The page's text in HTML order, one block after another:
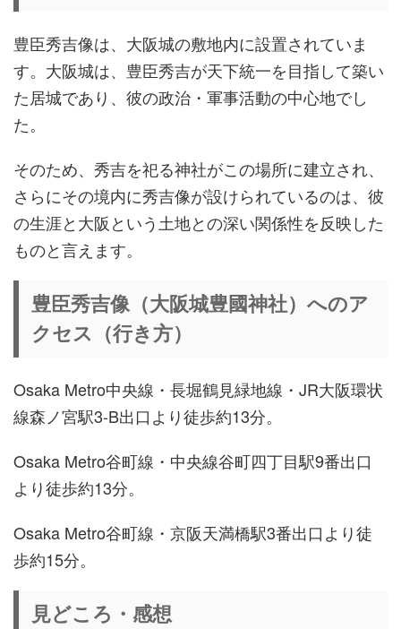
豊臣秀吉像は、大阪城の敷地内に設置されていま
す。大阪城は、豊臣秀吉が天下統一を目指して築い
た居城であり、彼の政治・軍事活動の中心地でし
た。
そのため、秀吉を祀る神社がこの場所に建立され、
さらにその境内に秀吉像が設けられているのは、彼
の生涯と大阪という土地との深い関係性を反映した
ものと言えます。
豊臣秀吉像（大阪城豊國神社）へのア
クセス（行き方）
Osaka Metro中央線・長堀鶴見緑地線・JR大阪環状
線森ノ宮駅3-B出口より徒歩約13分。
Osaka Metro谷町線・中央線谷町四丁目駅9番出口
より徒歩約13分。
Osaka Metro谷町線・京阪天満橋駅3番出口より徒
歩約15分。
見どころ・感想